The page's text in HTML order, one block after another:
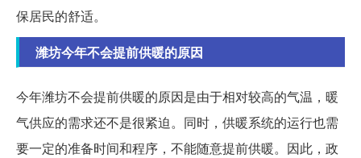
保居民的舒适。
潍坊今年不会提前供暖的原因
今年潍坊不会提前供暖的原因是由于相对较高的气温，暖
气供应的需求还不是很紧迫。同时，供暖系统的运行也需
要一定的准备时间和程序，不能随意提前供暖。因此，政